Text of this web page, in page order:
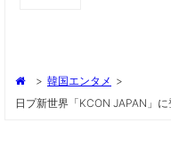
> 韓国エンタメ >
日プ新世界「KCON JAPAN」